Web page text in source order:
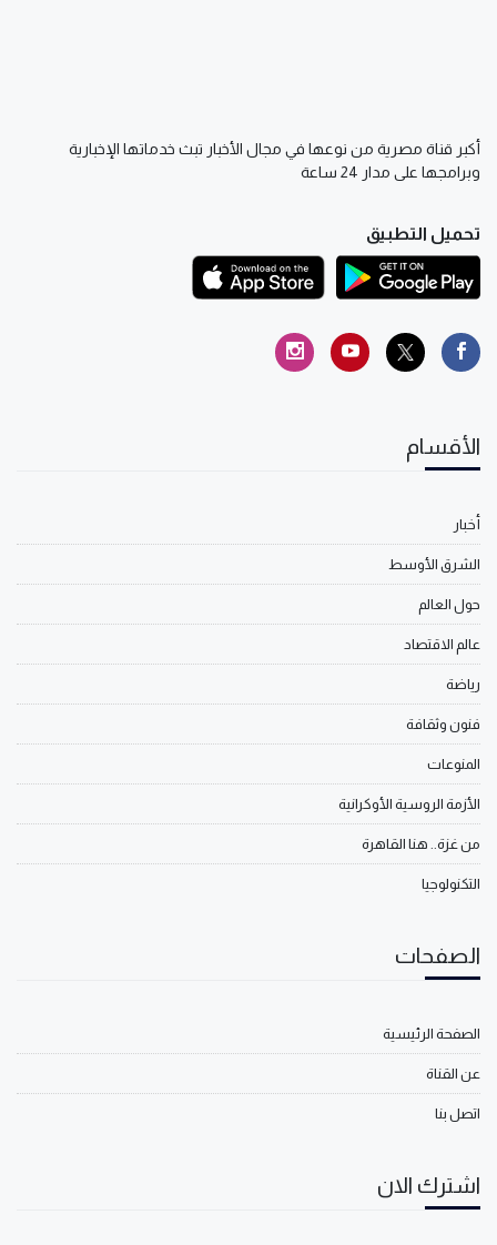
أكبر قناة مصرية من نوعها في مجال الأخبار تبث خدماتها الإخبارية
وبرامجها على مدار 24 ساعة
تحميل التطبيق
الأقسام
أخبار
الشرق الأوسط
حول العالم
عالم الاقتصاد
رياضة
فنون وثقافة
المنوعات
الأزمة الروسية الأوكرانية
من غزة.. هنا القاهرة
التكنولوجيا
الصفحات
الصفحة الرئيسية
عن القناة
اتصل بنا
اشترك الان